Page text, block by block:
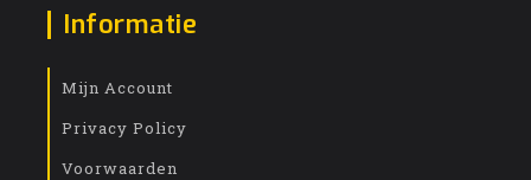
Informatie
Mijn Account
Privacy Policy
Voorwaarden